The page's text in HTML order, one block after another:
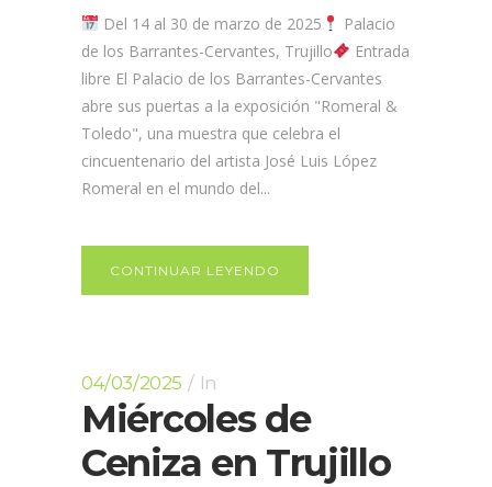
Del 14 al 30 de marzo de 2025
Palacio
de los Barrantes-Cervantes, Trujillo
Entrada
libre El Palacio de los Barrantes-Cervantes
abre sus puertas a la exposición "Romeral &
Toledo", una muestra que celebra el
cincuentenario del artista José Luis López
Romeral en el mundo del...
CONTINUAR LEYENDO
04/03/2025 In
Miércoles de
Ceniza en Trujillo